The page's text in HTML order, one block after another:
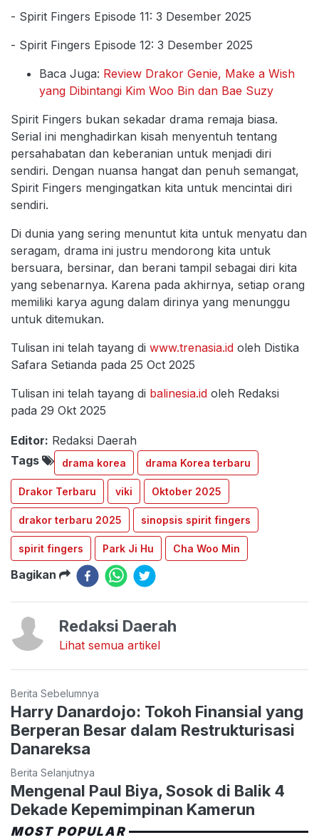
- Spirit Fingers Episode 11: 3 Desember 2025
- Spirit Fingers Episode 12: 3 Desember 2025
Baca Juga: Review Drakor Genie, Make a Wish
yang Dibintangi Kim Woo Bin dan Bae Suzy
Spirit Fingers bukan sekadar drama remaja biasa.
Serial ini menghadirkan kisah menyentuh tentang
persahabatan dan keberanian untuk menjadi diri
sendiri. Dengan nuansa hangat dan penuh semangat,
Spirit Fingers mengingatkan kita untuk mencintai diri
sendiri.
Di dunia yang sering menuntut kita untuk menyatu dan
seragam, drama ini justru mendorong kita untuk
bersuara, bersinar, dan berani tampil sebagai diri kita
yang sebenarnya. Karena pada akhirnya, setiap orang
memiliki karya agung dalam dirinya yang menunggu
untuk ditemukan.
Tulisan ini telah tayang di www.trenasia.id oleh Distika
Safara Setianda pada 25 Oct 2025
Tulisan ini telah tayang di balinesia.id oleh Redaksi
pada 29 Okt 2025
Editor: Redaksi Daerah
Tags
drama korea drama Korea terbaru
Drakor Terbaru viki Oktober 2025
drakor terbaru 2025 sinopsis spirit fingers
spirit fingers Park Ji Hu Cha Woo Min
Bagikan
Redaksi Daerah
Lihat semua artikel
Berita Sebelumnya
Harry Danardojo: Tokoh Finansial yang
Berperan Besar dalam Restrukturisasi
Danareksa
Berita Selanjutnya
Mengenal Paul Biya, Sosok di Balik 4
Dekade Kepemimpinan Kamerun
MOST POPULAR